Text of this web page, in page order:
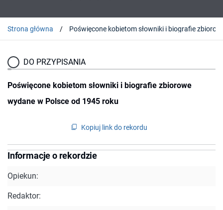
Strona główna
DO PRZYPISANIA
Poświęcone kobietom słowniki i biografie zbiorowe
wydane w Polsce od 1945 roku
Kopiuj link do rekordu
Informacje o rekordzie
Opiekun:
Redaktor: